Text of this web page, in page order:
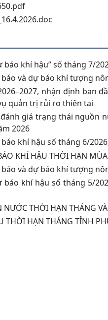
báo khí hậu” số tháng 7/
và dự báo khí tượng
nhận định ban
quản trị rủi ro thiên tai
giá trạng thái nguồn
2026
khí hậu số tháng 6/
KHÍ HẬU THỜI HẠN
và dự báo khí tượng
báo khí hậu số tháng 5/
THỜI HẠN THÁNG
THỜI HẠN THÁNG TỈNH